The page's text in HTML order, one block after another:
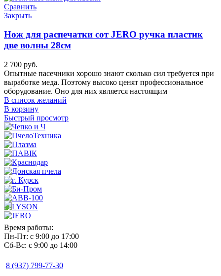
Сравнить
Закрыть
Нож для распечатки сот JERO ручка пластик
две волны 28см
2 700 руб.
Опытные пасечники хорошо знают сколько сил требуется при
выработке меда. Поэтому высоко ценят профессиональное
оборудование. Оно для них является настоящим
В список желаний
В корзину
Быстрый просмотр
Время работы:
Пн-Пт: с 9:00 до 17:00
Сб-Вс: с 9:00 до 14:00
8 (937) 799-77-30